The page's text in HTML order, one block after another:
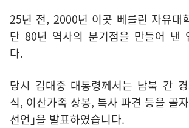
25년 전, 2000년 이곳 베를린 자유대
단 80년 역사의 분기점을 만들어 낸
다.
당시 김대중 대통령께서는 남북 간
식, 이산가족 상봉, 특사 파견 등을 골
선언｣을 발표하였습니다.